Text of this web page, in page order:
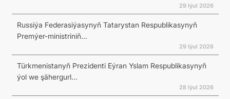
29 Iýul 2026
Russiýa Federasiýasynyň Tatarystan Respublikasynyň
Premýer-ministriniň...
29 Iýul 2026
Türkmenistanyň Prezidenti Eýran Yslam Respublikasynyň
ýol we şähergurl...
28 Iýul 2026